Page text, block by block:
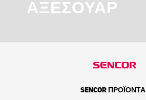
ΑΞΕΣΟΥΆΡ
SENCOR ΠΡΟΪΟΝΤΑ